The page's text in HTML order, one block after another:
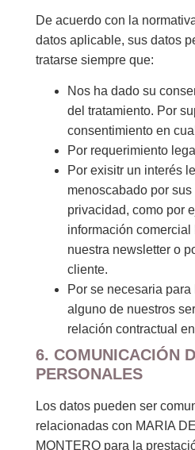
De acuerdo con la
datos aplicable, sus datos
tratarse siempre que:
Nos ha dado su
del tratamiento. Por
consentimiento en
Por requerimiento
Por exisitr un interés
menoscabado por
privacidad, como por
información
nuestra newsletter o
cliente.
Por se necesaria
alguno de nuestros
relación contractual
6. COMUNICACIÓN
PERSONALES
Los datos pueden ser
relacionadas con MARIA
MONTERO para la